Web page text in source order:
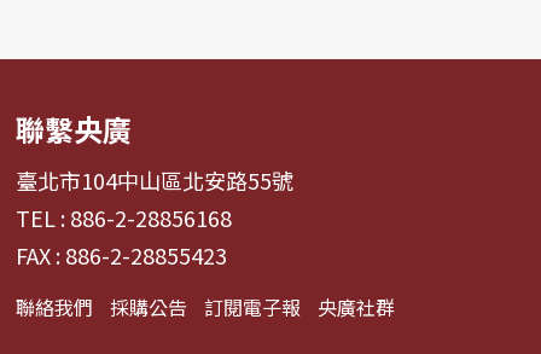
聯繫央廣
臺北市104中山區北安路55號
TEL : 886-2-28856168
FAX : 886-2-28855423
聯絡我們 採購公告 訂閱電子報 央廣社群